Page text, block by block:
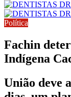
Política
Fachin
Indígena
União deve